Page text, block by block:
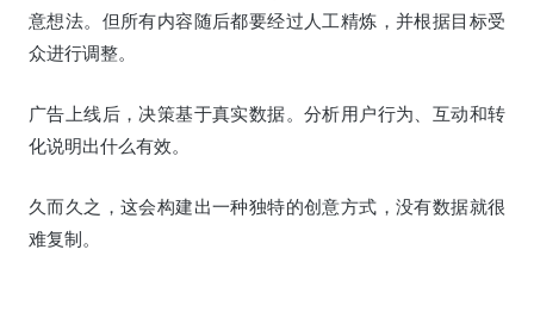
意想法。但所有内容随后都要经过人工精炼，并根据目标受
众进行调整。
广告上线后，决策基于真实数据。分析用户行为、互动和转
化说明出什么有效。
久而久之，这会构建出一种独特的创意方式，没有数据就很
难复制。